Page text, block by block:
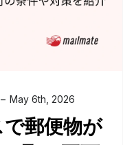
May 6th, 2026
郵便物が